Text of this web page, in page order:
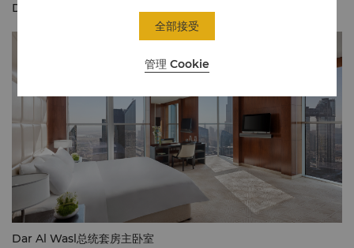
Dar Al Wasl 总统套房及迪拜塔景
Dar Al Wasl总统套房主卧室
管理 Cookie
全部接受